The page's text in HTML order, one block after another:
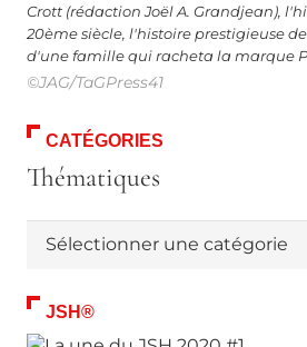
Crott (rédaction Joël A. Grandjean),
20ème siècle, l'histoire prestigieuse
d'une famille qui racheta la marque
©JAG/TaGPress41
CATÉGORIES
Thématiques
JSH®